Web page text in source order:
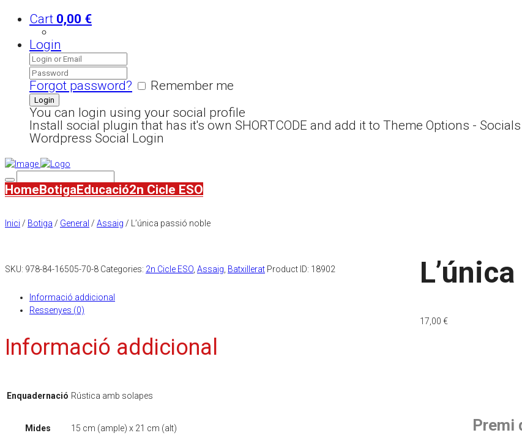
Cart 0,00 €
Login
Forgot password?
Remember me
You can login using your social profile
Install social plugin that has it's own SHORTCODE and add it to Theme Options -
Wordpress Social Login
HomeBotigaEducació2n Cicle ESO
Inici / Botiga / General / Assaig / L’única passió noble
SKU: 978-84-16505-70-8 Categories: 2n Cicle ESO Assaig Batxillerat Product ID: 18902
Informació addicional
Ressenyes (0)
Informació addicional
Enquadernació Rústica amb solapes
Mides 15 cm (ample) x 21 cm (alt)
17,00 €
Premi